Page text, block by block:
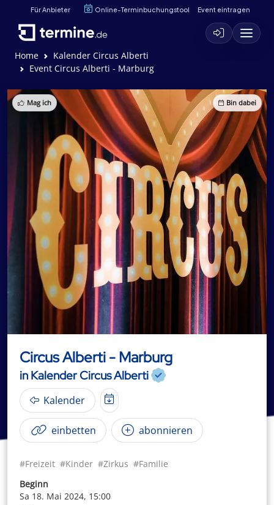
Für Anbieter Online-Terminbuchungstool Event eintragen
Home
Kalender Circus Alberti
Event Circus Alberti - Marburg
Mag ich Bin dabei
Circus Alberti - Marburg
in Kalender Circus Alberti
Kalender
einbetten abonnieren
#Freizeit #Kinder #Zirkus #Familie
Beginn
Sa 18. Mai 2024, 15:00